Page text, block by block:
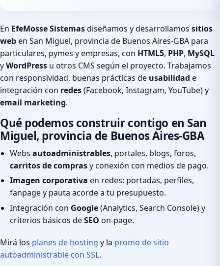
En EfeMosse Sistemasdiseñamos y desarrollamos sitios
weben San Miguel, provincia de Buenos Aires-GBA para
particulares, pymes y empresas, con HTML5, PHP, MySQL
yWordPress u otros CMS según el proyecto. Trabajamos
con responsividad, buenas prácticas de usabilidad e
integración con redes(Facebook, Instagram, YouTube) y
email marketing.
Qué podemos construir contigo en San
Miguel, provincia de Buenos Aires-GBA
Webs autoadministrables, portales, blogs, foros,
carritos de comprasy conexión con medios de pago.
Imagen corporativa en redes: portadas, perfiles,
fanpage y pauta acorde a tu presupuesto.
Integración con Google(Analytics, Search Console) y
criterios básicos deSEO on-page.
Mirá los planes de hosting y la promo de sitio
autoadministrable con SSL.